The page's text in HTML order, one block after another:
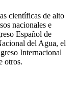
científicas de alto
nacionales e
Español de
del Agua, el
Internacional
otros.